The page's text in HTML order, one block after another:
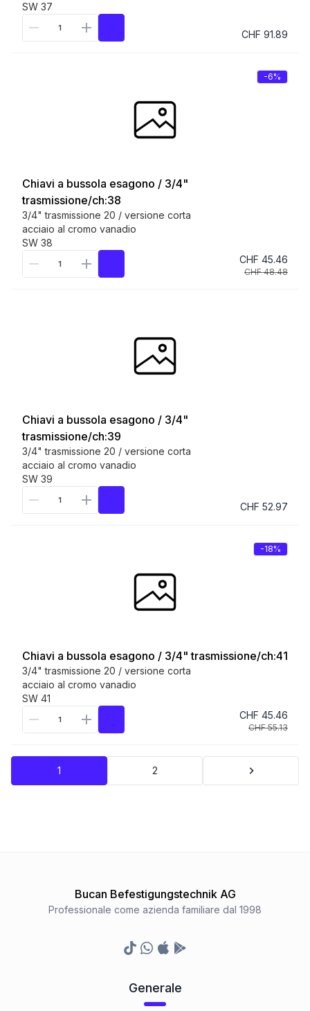
SW 37
CHF 91.89
Chiavi a bussola esagono / 3/4"
trasmissione/ch:38
3/4" trasmissione 20 / versione corta
acciaio al cromo vanadio
SW 38
CHF 45.46
CHF 48.48
-6%
Chiavi a bussola esagono / 3/4"
trasmissione/ch:39
3/4" trasmissione 20 / versione corta
acciaio al cromo vanadio
SW 39
CHF 52.97
Chiavi a bussola esagono / 3/4" trasmissione/ch:41
3/4" trasmissione 20 / versione corta
acciaio al cromo vanadio
SW 41
CHF 45.46
CHF 55.13
-18%
1 2
Bucan Befestigungstechnik AG
Professionale come azienda familiare dal 1998
TikTokWhatsapp
Appstore
Google Play Store
Generale